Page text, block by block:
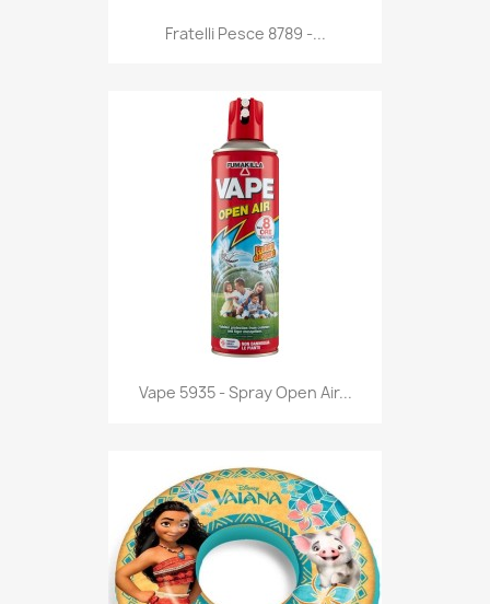
Anteprima
Fratelli Pesce 8789 -...
Anteprima
Vape 5935 - Spray Open Air...